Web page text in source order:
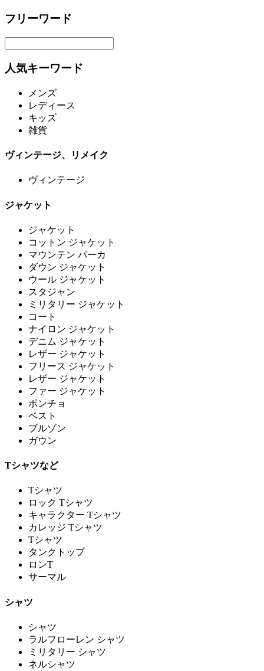
フリーワード
人気キーワード
メンズ
レディース
キッズ
雑貨
ヴィンテージ、リメイク
ヴィンテージ
ジャケット
ジャケット
コットン ジャケット
マウンテン パーカ
ダウン ジャケット
ウール ジャケット
スタジャン
ミリタリー ジャケット
コート
ナイロン ジャケット
デニム ジャケット
レザー ジャケット
フリース ジャケット
レザー ジャケット
ファー ジャケット
ポンチョ
ベスト
ブルゾン
ガウン
Tシャツなど
Tシャツ
ロック Tシャツ
キャラクター Tシャツ
カレッジ Tシャツ
Tシャツ
タンクトップ
ロンT
サーマル
シャツ
シャツ
ラルフローレン シャツ
ミリタリー シャツ
ネルシャツ